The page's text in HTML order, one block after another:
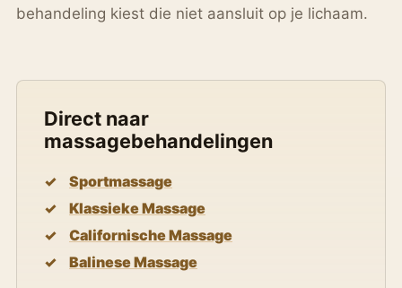
behandeling kiest die niet aansluit op je lichaam.
Direct naar
massagebehandelingen
Sportmassage
Klassieke Massage
Californische Massage
Balinese Massage